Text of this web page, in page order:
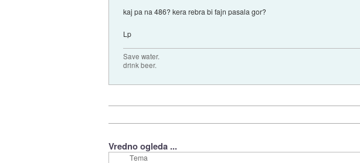
kaj pa na 486? kera rebra bi fajn pasala gor?
Lp
Save water.
drink beer.
Vredno ogleda ...
Tema